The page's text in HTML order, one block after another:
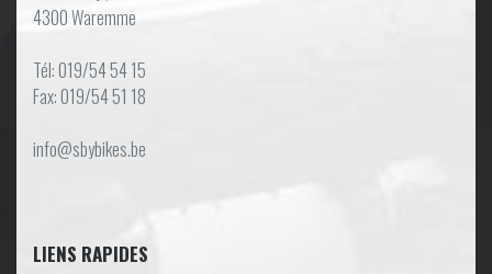
4300 Waremme
Tél: 019/54 54 15
Fax: 019/54 51 18
info@sbybikes.be
LIENS RAPIDES